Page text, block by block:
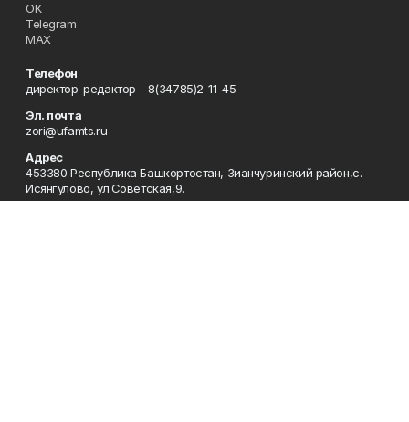
ОК
Telegram
MAX
Телефон
директор-редактор - 8(34785)2-11-45
Эл. почта
zori@ufamts.ru
Адрес
453380 Республика Башкортостан, Зианчуринский район,с.
Исянгулово, ул.Советская,9.